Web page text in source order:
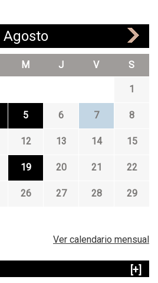
Agosto
M J V S
1
5 6 7 8
12 13 14 15
19 20 21 22
26 27 28 29
Ver calendario mensual
[+]